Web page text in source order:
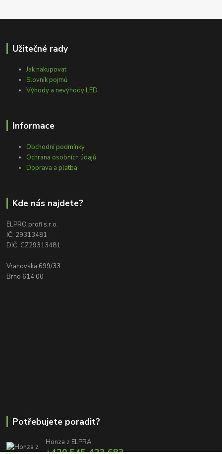
Užitečné rady
Jak nakupovat
Slovník pojmů
Výhody a nevýhody LED
Informace
Obchodní podmínky
Ochrana osobních údajů
Doprava a platba
Kde nás najdete?
ELPRO profi s.r.o.
IČ: 29313481
DIČ: CZ29313481
Vranovská 699/33
Brno 614 00
Potřebujete poradit?
Honza z ELPRA